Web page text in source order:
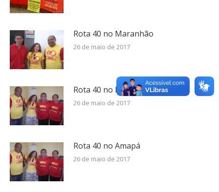
Rota 40 no Maranhão
26 de maio de 2017
Rota 40 no Pará
26 de maio de 2017
Rota 40 no Amapá
26 de maio de 2017